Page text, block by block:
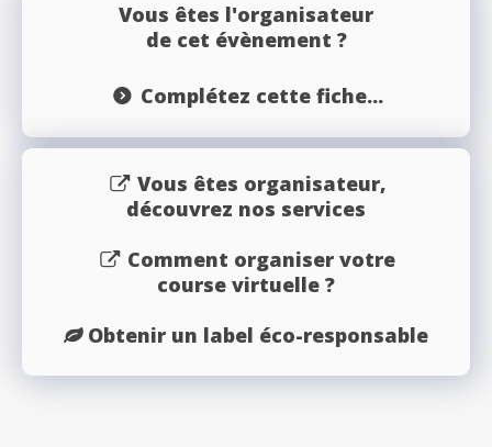
Vous êtes l'organisateur
de cet évènement ?
Complétez cette fiche...
Vous êtes organisateur,
découvrez nos services
Comment organiser votre
course virtuelle ?
Obtenir un label éco-responsable